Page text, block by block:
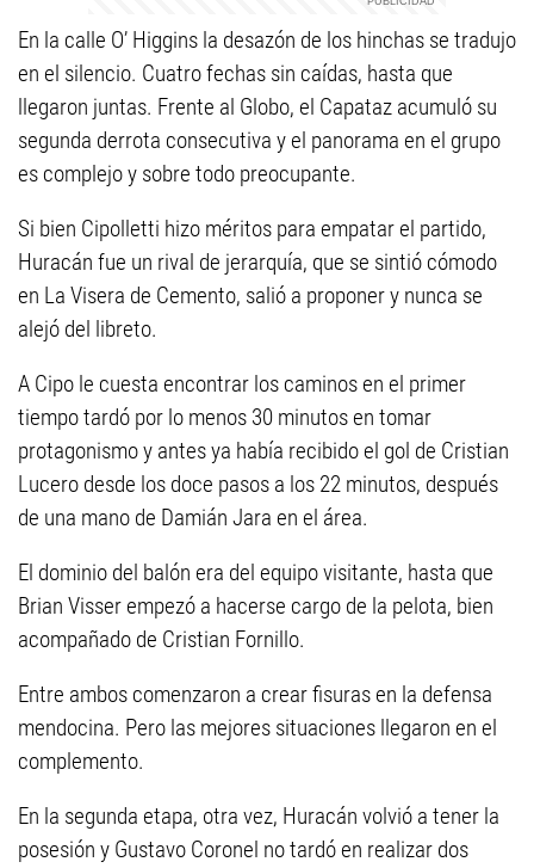
En la calle O’ Higgins la desazón de los hinchas se tradujo
en el silencio. Cuatro fechas sin caídas, hasta que
llegaron juntas. Frente al Globo, el Capataz acumuló su
segunda derrota consecutiva y el panorama en el grupo
es complejo y sobre todo preocupante.
Si bien Cipolletti hizo méritos para empatar el partido,
Huracán fue un rival de jerarquía, que se sintió cómodo
en La Visera de Cemento, salió a proponer y nunca se
alejó del libreto.
A Cipo le cuesta encontrar los caminos en el primer
tiempo tardó por lo menos 30 minutos en tomar
protagonismo y antes ya había recibido el gol de Cristian
Lucero desde los doce pasos a los 22 minutos, después
de una mano de Damián Jara en el área.
El dominio del balón era del equipo visitante, hasta que
Brian Visser empezó a hacerse cargo de la pelota, bien
acompañado de Cristian Fornillo.
Entre ambos comenzaron a crear fisuras en la defensa
mendocina. Pero las mejores situaciones llegaron en el
complemento.
En la segunda etapa, otra vez, Huracán volvió a tener la
posesión y Gustavo Coronel no tardó en realizar dos